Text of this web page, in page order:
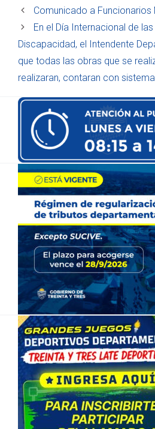
Comunicado a Funcionarios
En el Día Internacional de
Discapacidad, el Intendente
que todas las obras que se
realizaran, contaran con